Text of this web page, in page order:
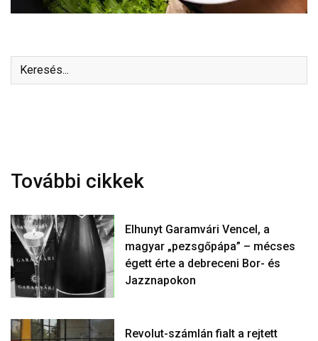
További cikkek
Elhunyt Garamvári Vencel, a
magyar „pezsgőpápa” – mécses
égett érte a debreceni Bor- és
Jazznapokon
Revolut-számlán fialt a rejtett